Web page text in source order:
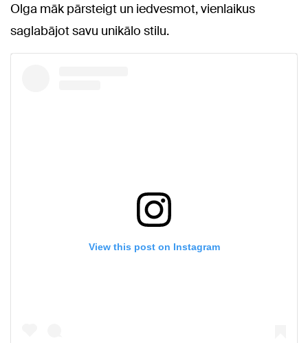
Olga māk pārsteigt un iedvesmot, vienlaikus
saglabājot savu unikālo stilu.